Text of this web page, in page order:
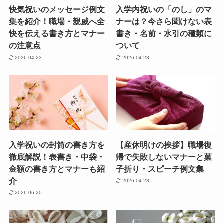
快気祝いのメッセージ例文
集を紹介！職場・親戚へ全
快を伝える書き方とマナー
の注意点
2026-04-23
入学内祝いの「のし」のマ
ナーは？今さら聞けない表
書き・名前・水引の種類に
ついて
2026-04-23
入学祝いの封筒の書き方を
徹底解説！表書き・中袋・
金額の書き方とマナーも紹
介
2026-06-20
【産休明けの挨拶】職場復
帰で失敗しないマナーと菓
子折り・スピーチ例文集
2026-04-23